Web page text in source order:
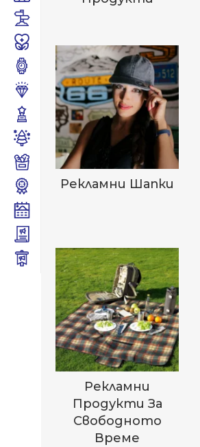
Рекламни Шапки
Рекламни
Продукти За
Свободното
Време